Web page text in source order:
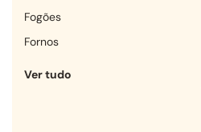
fogões
fornos
Ver tudo